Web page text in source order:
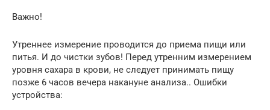
Важно!
Утреннее измерение проводится до приема пищи или
питья. И до чистки зубов! Перед утренним измерением
уровня сахара в крови, не следует принимать пищу
позже 6 часов вечера накануне анализа.. Ошибки
устройства: